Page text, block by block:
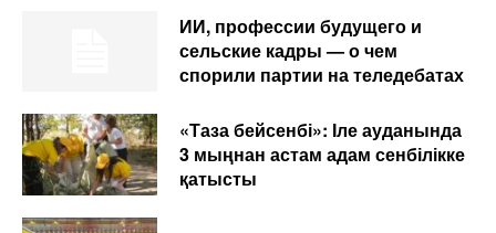
ИИ, профессии будущего и
сельские кадры — о чем
спорили партии на теледебатах
«Таза бейсенбі»: Іле ауданында
3 мыңнан астам адам сенбілікке
қатысты